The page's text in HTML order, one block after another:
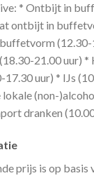
* Ontbijt in
ontbijt in
21.00 uur) *
17.30 uur) * IJs
(non-
dranken
prijs is op basis